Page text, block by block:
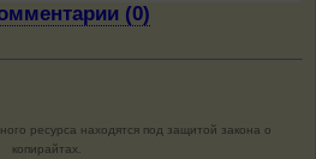
(0)
ресурса находятся под защитой закона о
копирайтах.